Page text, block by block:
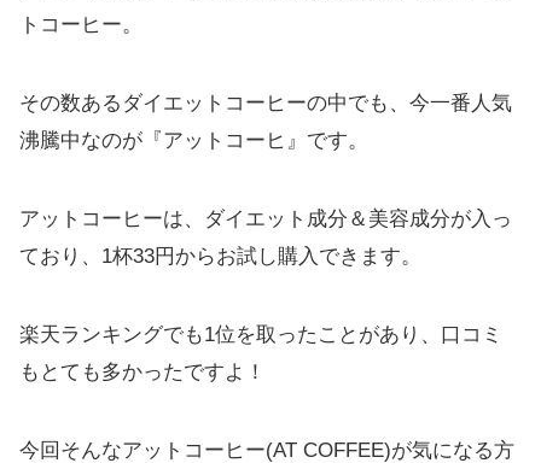
トコーヒー。
その数あるダイエットコーヒーの中でも、今一番人気
沸騰中なのが『アットコーヒ』です。
アットコーヒーは、ダイエット成分＆美容成分が入っ
ており、1杯33円からお試し購入できます。
楽天ランキングでも1位を取ったことがあり、口コミ
もとても多かったですよ！
今回そんなアットコーヒー(AT COFFEE)が気になる方